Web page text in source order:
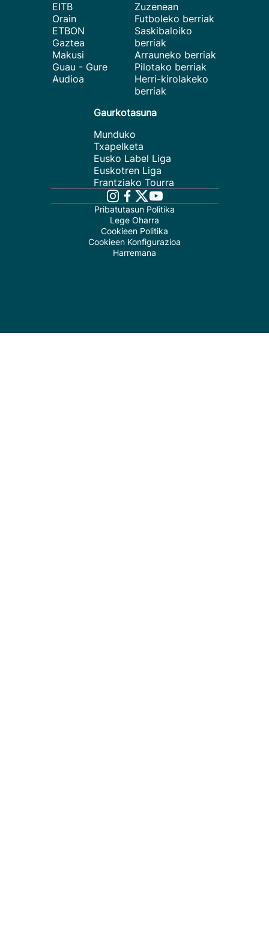
EITB
Orain
ETBON
Gaztea
Makusi
Guau - Gure
Audioa
Zuzenean
Futboleko berriak
Saskibaloiko
berriak
Arrauneko berriak
Pilotako berriak
Herri-kirolakeko
berriak
Gaurkotasuna
Munduko
Txapelketa
Eusko Label Liga
Euskotren Liga
Frantziako Tourra
Pribatutasun Politika
Lege Oharra
Cookieen Politika
Cookieen Konfigurazioa
Harremana